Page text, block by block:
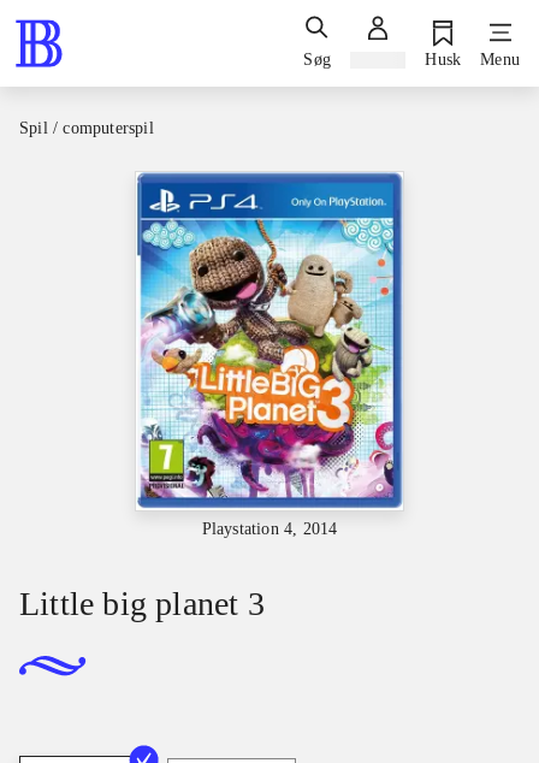
Søg Husk Menu
Spil / computerspil
Playstation 4, 2014
Little big planet 3